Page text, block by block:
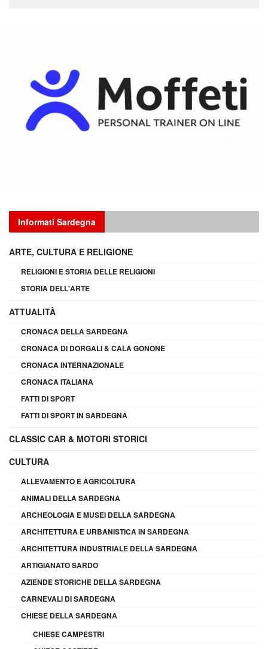
Informati Sardegna
ARTE, CULTURA E RELIGIONE
RELIGIONI E STORIA DELLE RELIGIONI
STORIA DELL'ARTE
ATTUALITÀ
CRONACA DELLA SARDEGNA
CRONACA DI DORGALI & CALA GONONE
CRONACA INTERNAZIONALE
CRONACA ITALIANA
FATTI DI SPORT
FATTI DI SPORT IN SARDEGNA
CLASSIC CAR & MOTORI STORICI
CULTURA
ALLEVAMENTO E AGRICOLTURA
ANIMALI DELLA SARDEGNA
ARCHEOLOGIA E MUSEI DELLA SARDEGNA
ARCHITETTURA E URBANISTICA IN SARDEGNA
ARCHITETTURA INDUSTRIALE DELLA SARDEGNA
ARTIGIANATO SARDO
AZIENDE STORICHE DELLA SARDEGNA
CARNEVALI DI SARDEGNA
CHIESE DELLA SARDEGNA
CHIESE CAMPESTRI